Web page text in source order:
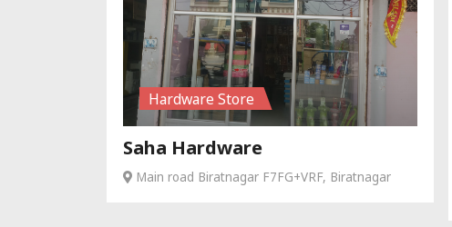
Hardware Store
Saha Hardware
Main road Biratnagar F7FG+VRF, Biratnagar